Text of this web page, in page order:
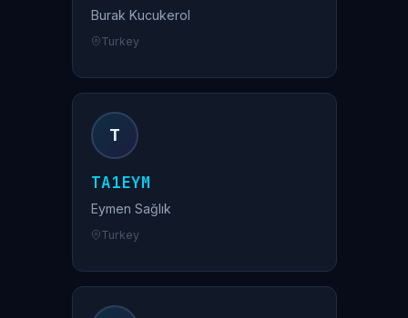
Burak Kucukerol
Turkey
T
TA1EYM
Eymen Sağlık
Turkey